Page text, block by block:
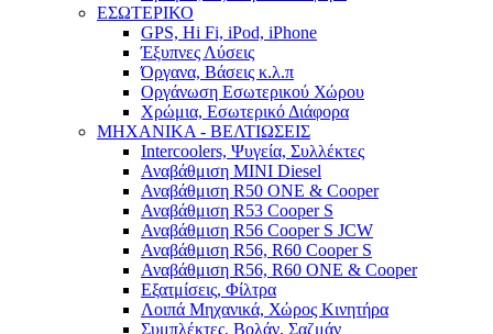
ΕΣΩΤΕΡΙΚΟ
GPS, Hi Fi, iPod, iPhone
Έξυπνες Λύσεις
Όργανα, Βάσεις κ.λ.π
Οργάνωση Εσωτερικού Χώρου
Χρώμια, Εσωτερικό Διάφορα
ΜΗΧΑΝΙΚΑ - ΒΕΛΤΙΩΣΕΙΣ
Intercoolers, Ψυγεία, Συλλέκτες
Αναβάθμιση MINI Diesel
Αναβάθμιση R50 ONE & Cooper
Αναβάθμιση R53 Cooper S
Αναβάθμιση R56 Cooper S JCW
Αναβάθμιση R56, R60 Cooper S
Αναβάθμιση R56, R60 ONE & Cooper
Εξατμίσεις, Φίλτρα
Λοιπά Μηχανικά, Χώρος Κινητήρα
Συμπλέκτες, Βολάν, Σαζμάν